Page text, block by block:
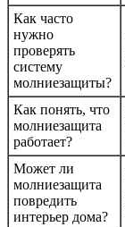
Как часто
нужно
проверять
систему
молниезащиты?
Как понять, что
молниезащита
работает?
Может ли
молниезащита
повредить
интерьер дома?